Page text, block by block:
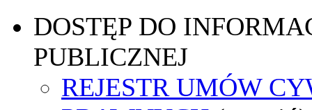
DOSTĘP DO
PUBLICZNEJ
REJESTR UMÓW